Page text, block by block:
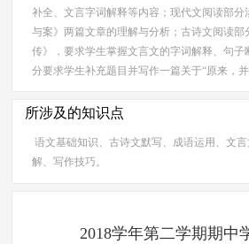
补全、文言字词解释等内容；现代文阅读部分
与案》两篇文章的理解与分析；古诗文阅读部
传》，要求学生掌握文言文的字词解释、句子
分要求学生补充题目并写作一篇关于“原来，并
所涉及的知识点
语文基础知识、古诗文默写、成语运用、文
解、写作技巧。
2018学年第二学期期中